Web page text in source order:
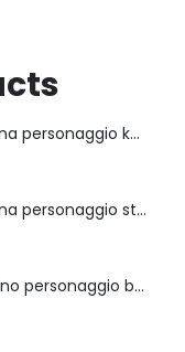
Set asilo 3 pezzi bambina personaggio kuromi
Set 5 pezzi asilo bambina personaggio stitch angel
Set 4 pezzi asilo bambino personaggio batman